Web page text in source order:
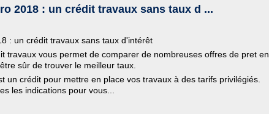
2018 : un crédit travaux sans taux d ...
: un crédit travaux sans taux d'intérêt
travaux vous permet de comparer de nombreuses offres de pret en
sûr de trouver le meilleur taux.
un crédit pour mettre en place vos travaux à des tarifs privilégiés.
les indications pour vous...